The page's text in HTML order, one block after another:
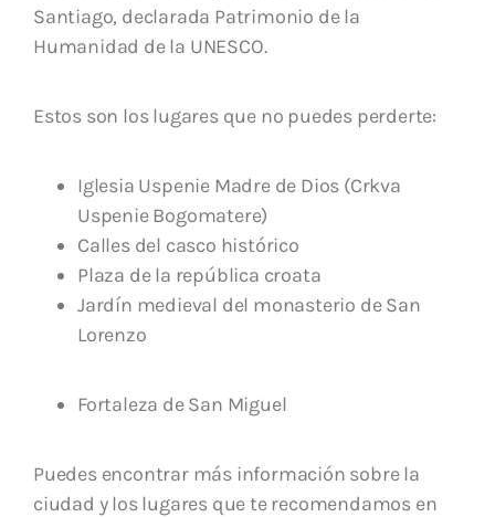
Santiago, declarada Patrimonio de la
Humanidad de la UNESCO.
Estos son los lugares que no puedes perderte:
Iglesia Uspenie Madre de Dios (Crkva
Uspenie Bogomatere)
Calles del casco histórico
Plaza de la república croata
Jardín medieval del monasterio de San
Lorenzo
Fortaleza de San Miguel
Puedes encontrar más información sobre la
ciudad y los lugares que te recomendamos en